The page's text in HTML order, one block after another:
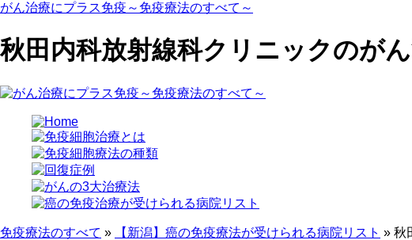
がん治療にプラス免疫～免疫療法のすべて～
秋田内科放射線科クリニックのが
免疫療法のすべて » 【新潟】癌の免疫療法が受けられる病院リスト » 秋